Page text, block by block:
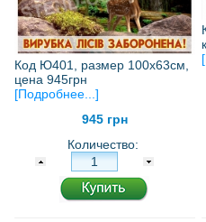
Код Ю401, размер 100х63см,
цена 945грн
[Подробнее...]
945 грн
Количество: